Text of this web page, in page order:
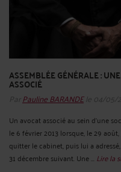
ASSEMBLÉE GÉNÉRALE :
ASSOCIÉ
Par Pauline BARANDEle 04/05/
Un avocat associé au sein d’une
le 6 février 2013 lorsque, le 29
quitter le cabinet, puis lui a
31 décembre suivant. Une ... Lire la